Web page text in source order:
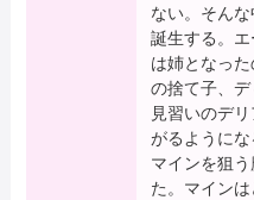
ない。そん
誕生する。
は姉となっ
の捨て子、
見習いのデ
がるようにな
マインを狙
た。マイン